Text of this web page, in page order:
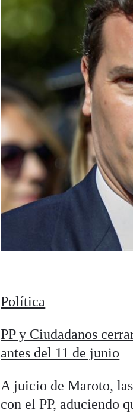
Política
PP y Ciudadanos
antes del 11 de junio
A juicio de Maroto,
con el PP, aduciendo